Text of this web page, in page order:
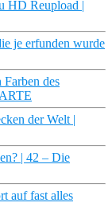
HD Reupload |
je erfunden wurde
des
der Welt |
| 42 – Die
auf fast alles